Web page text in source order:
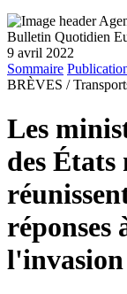
Bulletin Quotidien
9 avril 2022
Sommaire
BRÈVES /
Les
des États
réponses